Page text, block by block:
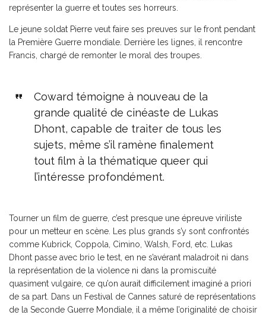
représenter la guerre et toutes ses horreurs.
Le jeune soldat Pierre veut faire ses preuves sur le front pendant
la Première Guerre mondiale. Derrière les lignes, il rencontre
Francis, chargé de remonter le moral des troupes.
Coward témoigne à nouveau de la
grande qualité de cinéaste de Lukas
Dhont, capable de traiter de tous les
sujets, même s’il ramène finalement
tout film à la thématique queer qui
l’intéresse profondément.
Tourner un film de guerre, c’est presque une épreuve viriliste
pour un metteur en scène. Les plus grands s’y sont confrontés
comme Kubrick, Coppola, Cimino, Walsh, Ford, etc. Lukas
Dhont passe avec brio le test, en ne s’avérant maladroit ni dans
la représentation de la violence ni dans la promiscuité
quasiment vulgaire, ce qu’on aurait difficilement imaginé a priori
de sa part. Dans un Festival de Cannes saturé de représentations
de la Seconde Guerre Mondiale, il a même l’originalité de choisir